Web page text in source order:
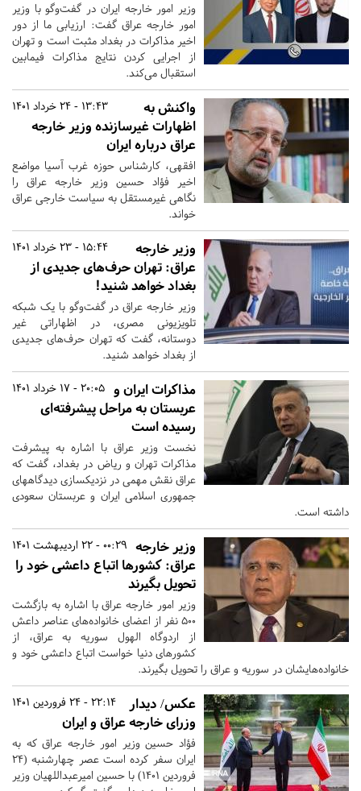
وزیر امور خارجه ایران در گفت‌وگو با وزیر
امور خارجه عراق گفت: ارزیابی ما از دور
اخیر مذاکرات در بغداد مثبت است و تهران
از اجرایی کردن نتایج مذاکرات فیمابین
استقبال می‌کند.
13:43 - 24 خرداد 1401
واکنش به
اظهارات غیرسازنده وزیر خارجه
عراق درباره ایران
افقهی، کارشناس حوزه غرب آسیا مواضع
اخیر فؤاد حسین وزیر خارجه عراق را
نگاهی غیرمستقل به سیاست خارجی عراق
خواند.
15:44 - 23 خرداد 1401
وزیر خارجه
عراق: تهران حرف‌های جدیدی از
بغداد خواهد شنید!
وزیر خارجه عراق در گفت‌وگو با یک شبکه
تلویزیونی مصری، در اظهاراتی غیر
دوستانه، گفت که تهران حرف‌های جدیدی
از بغداد خواهد شنید.
20:05 - 17 خرداد 1401
مذاکرات ایران و
عربستان به مراحل پیشرفته‌ای
رسیده است
نخست وزیر عراق با اشاره به پیشرفت
مذاکرات تهران و ریاض در بغداد، گفت که
عراق نقش مهمی در نزدیکسازی دیدگاههای
جمهوری اسلامی ایران و عربستان سعودی
داشته است.
00:29 - 22 اردیبهشت 1401 وزیر خارجه
عراق: کشورها اتباع داعشی خود را
تحویل بگیرند
وزیر امور خارجه عراق با اشاره به بازگشت
۵۰۰ نفر از اعضای خانواده‌های عناصر داعش
از اردوگاه الهول سوریه به عراق، از
کشورهای دنیا خواست اتباع داعشی خود و
خانواده‌هایشان در سوریه و عراق را تحویل بگیرند.
22:14 - 24 فروردین 1401
عکس/ دیدار
وزرای خارجه عراق و ایران
فؤاد حسین وزیر امور خارجه عراق که به
ایران سفر کرده است عصر چهارشنبه (۲۴
فروردین ۱۴۰۱) با حسین امیرعبداللهیان وزیر